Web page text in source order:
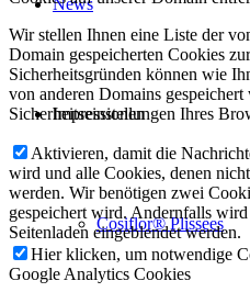
News
Impressionen
Cosiflor® Plissees
Wir stellen Ihnen eine Liste der
Domain gespeicherten Cookies
Sicherheitsgründen können wie
von anderen Domains
Sicherheitseinstellungen Ihres
Aktivieren, damit die
wird und alle Cookies, denen
werden. Wir benötigen zwei
gespeichert wird. Andernfalls
Seitenladen eingeblendet werden.
Hier klicken, um notwendige
Google Analytics Cookies